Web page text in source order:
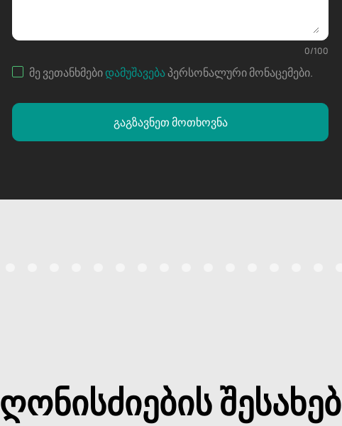
0/100
მე ვეთანხმებიდამუშავებაპერსონალური მონაცემები.
გაგზავნეთ მოთხოვნა
ღონისძიების შესახებ